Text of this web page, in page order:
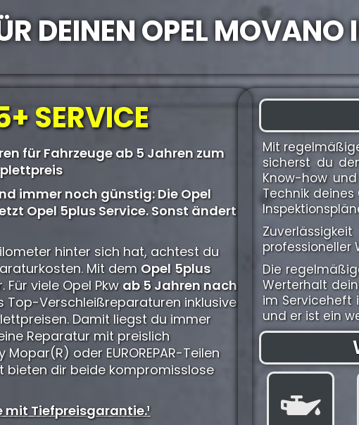
DEINEN OPEL MOVANO
SERVICE
für Fahrzeuge ab 5 Jahren zum
immer noch günstig: Die Opel
Opel 5plus Service. Sonst ändert
hinter sich hat, achtest du
Mit dem Opel 5plus
viele Opel Pkw ab 5 Jahren nach
Verschleißreparaturen inklusive
Damit liegst du immer
Reparatur mit preislich
oder EUROREPAR-Teilen
bieten dir beide kompromisslose
Tiefpreisgarantie.¹
Mit
sicherst du
Know-how
Technik
professioneller
Die
Werterhalt
im Serviceheft
und er ist ein